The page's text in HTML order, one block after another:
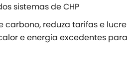
sistemas de CHP
carbono, reduza tarifas e lucre
e energia excedentes para